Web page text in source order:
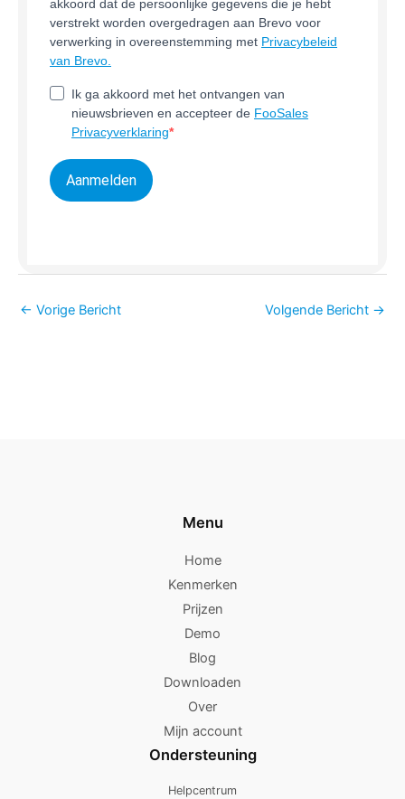
akkoord dat de persoonlijke gegevens die je hebt
verstrekt worden overgedragen aan Brevo voor
verwerking in overeenstemming met Privacybeleid
van Brevo.
Ik ga akkoord met het ontvangen van
nieuwsbrieven en accepteer de FooSales
Privacyverklaring
Aanmelden
← Vorige Bericht Volgende Bericht →
Menu
Home
Kenmerken
Prijzen
Demo
Blog
Downloaden
Over
Mijn account
Ondersteuning
Helpcentrum